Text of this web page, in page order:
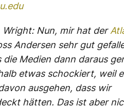
Wright: Nun, mir hat der
Andersen sehr gut
die Medien dann daraus
etwas schockiert, weil
ausgehen, dass wir
hätten. Das ist aber